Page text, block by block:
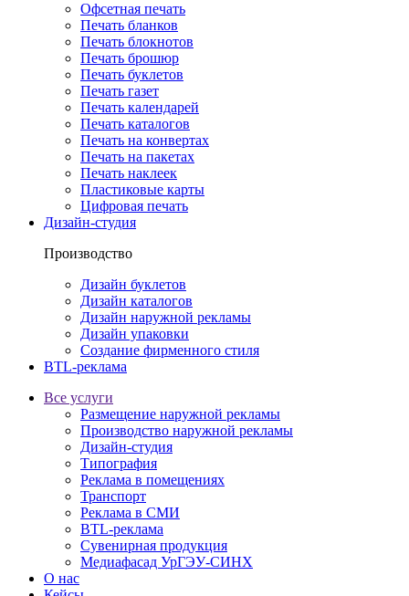
Офсетная печать
Печать бланков
Печать блокнотов
Печать брошюр
Печать буклетов
Печать газет
Печать календарей
Печать каталогов
Печать на конвертах
Печать на пакетах
Печать наклеек
Пластиковые карты
Цифровая печать
Дизайн-студия
Производство
Дизайн буклетов
Дизайн каталогов
Дизайн наружной рекламы
Дизайн упаковки
Создание фирменного стиля
BTL-реклама
Все услуги
Размещение наружной рекламы
Производство наружной рекламы
Дизайн-студия
Типография
Реклама в помещениях
Транспорт
Реклама в СМИ
BTL-реклама
Сувенирная продукция
Медиафасад УрГЭУ-СИНХ
О нас